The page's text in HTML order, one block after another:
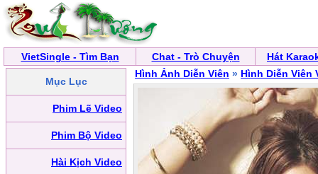
VietSingle - Tìm Bạn Chat - Trò Chuyện Hát
Mục Lục
Phim Lẽ Video
Phim Bộ Video
Hài Kịch Video
Hình Ảnh Diễn Viên » Hình Diễn Viên